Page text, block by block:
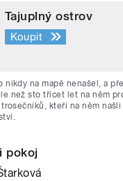
Tajuplný ostrov
Koupit
nikdy na mapě nenašel, a
než sto třicet let na něm
kteří na něm
pokoj